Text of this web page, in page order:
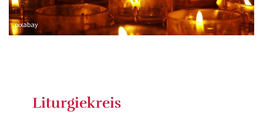
pixabay
Liturgiekreis